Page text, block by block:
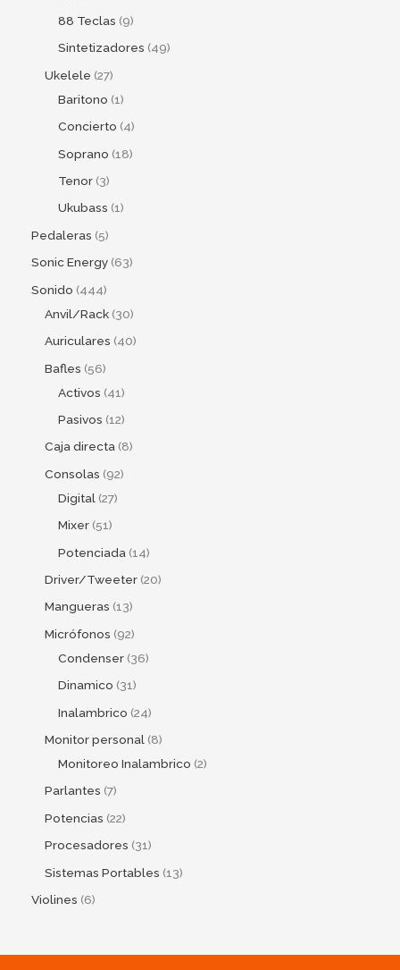
88 Teclas 9
Sintetizadores 49
Ukelele 27
Baritono 1
Concierto 4
Soprano 18
Tenor 3
Ukubass 1
Pedaleras 5
Sonic Energy 63
Sonido 444
Anvil/Rack 30
Auriculares 40
Bafles 56
Activos 41
Pasivos 12
Caja directa 8
Consolas 92
Digital 27
Mixer 51
Potenciada 14
Driver/Tweeter 20
Mangueras 13
Micrófonos 92
Condenser 36
Dinamico 31
Inalambrico 24
Monitor personal 8
Monitoreo Inalambrico 2
Parlantes 7
Potencias 22
Procesadores 31
Sistemas Portables 13
Violines 6